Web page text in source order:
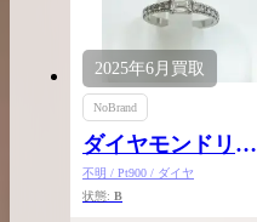
2025年6月 買取
NoBrand
ダイヤモンドリン
グ
不明 / Pt900 / ダイヤ
状態: B